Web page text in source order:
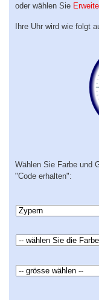
oder wählen Sie
Ihre Uhr wird wie folgt
Wählen Sie Farbe und
"Code erhalten":